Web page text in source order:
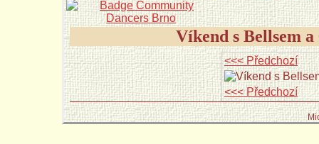
Víkend s Bellsem
<<< Předchozí
<<< Předchozí